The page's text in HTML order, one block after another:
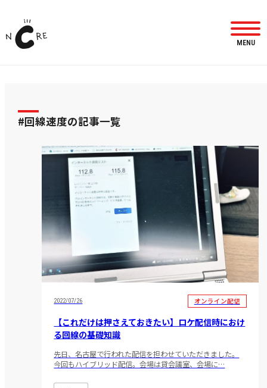
MENU
#回線速度の記事一覧
2022/07/26 オンライン配信
【これだけは押さえておきたい】ロケ配信時におけ
る回線の基礎知識
先日、名古屋で行われた配信を担わせていただきました。
今回もハイブリッド配信。会場は貸会議室、会場に…